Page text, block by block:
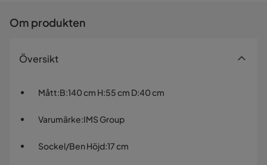
Om produkten
Översikt
Mått:B:140 cm H:55 cm D:40 cm
Varumärke:IMS Group
Sockel/Ben Höjd:17 cm